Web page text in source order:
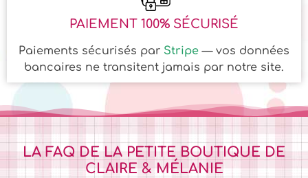
PAIEMENT 100% SÉCURISÉ
Paiements sécurisés par Stripe — vos données
bancaires ne transitent jamais par notre site.
LA FAQ DE LA PETITE BOUTIQUE DE
CLAIRE & MÉLANIE